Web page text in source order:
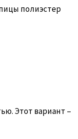
полиэстер
Этот вариант –